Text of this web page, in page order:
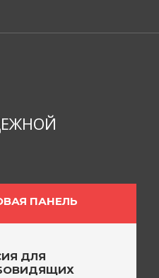
ПАНЕЛЬ
ДЛЯ